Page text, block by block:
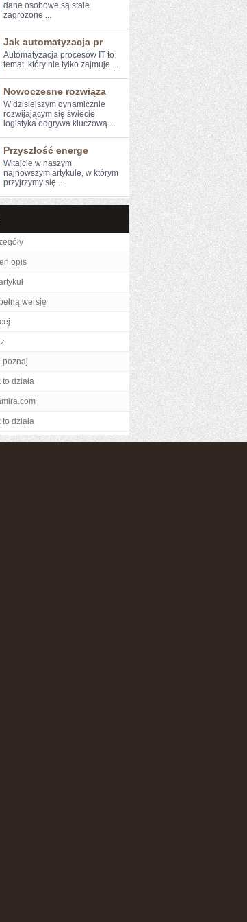
dane⁢ osobowe są stale
zagrożone ...
Jak automatyzacja pr
Automatyzacja procesów IT to
temat, który nie tylko zajmuje ...
Nowoczesne rozwiąza
W dzisiejszym dynamicznie
rozwijającym się⁢ świecie
logistyka⁤ odgrywa kluczową ...
Przyszłość energe
Witajcie w naszym ​
najnowszym artykule, w którym
przyjrzymy się ...
opis
wersję
poznaj
działa
działa